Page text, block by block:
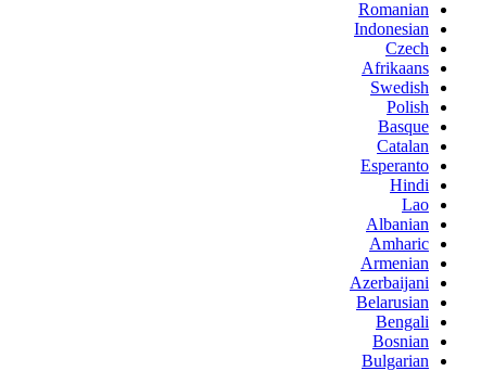
Romanian
Indonesian
Czech
Afrikaans
Swedish
Polish
Basque
Catalan
Esperanto
Hindi
Lao
Albanian
Amharic
Armenian
Azerbaijani
Belarusian
Bengali
Bosnian
Bulgarian